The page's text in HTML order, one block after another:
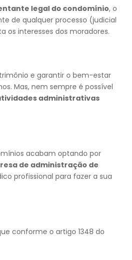
legal do condomínio, o
de qualquer processo (judicial
os interesses dos moradores.
e garantir o bem-estar
Mas, nem sempre é possível
administrativas
acabam optando por
de administração de
profissional para fazer a sua
conforme o artigo 1348 do